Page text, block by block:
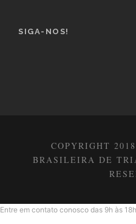
SIGA-NOS!
COPYRIGHT
BRASILEIRA DE
Entre em contato conosco das 9h às 18h